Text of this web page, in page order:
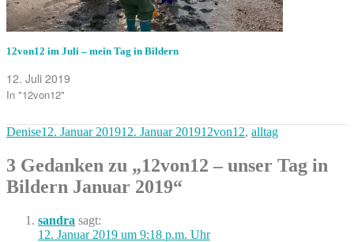
12von12 im Juli – mein Tag in Bildern
12. Juli 2019
In "12von12"
Autor
DeniseVeröffentlicht
12. Januar 201912. Januar 2019Kategorien
12von12, alltag
3 Gedanken zu „12von12 – unser Tag in
Bildern Januar 2019“
sandra sagt:
12. Januar 2019 um 9:18 p.m. Uhr